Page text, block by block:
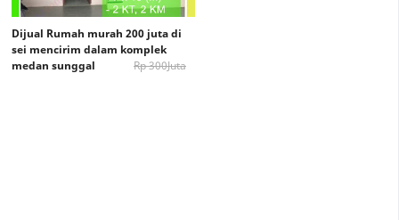
Dijual Rumah murah 200 juta di
sei mencirim dalam komplek
medan sunggal
Rp 300Juta